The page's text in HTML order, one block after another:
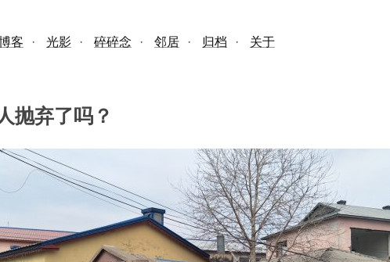
客 · 光影 · 碎碎念 · 邻居 · 归档 · 关于
抛弃了吗？